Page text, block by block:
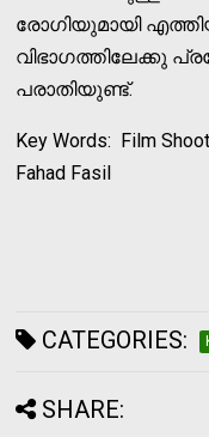
രോഗിയുമായി
വിഭാഗത്തിലേക്കു
പരാതിയുണ്ട്.
Key Words: Film
Fahad Fasil
CATEGORIES:
SHARE: